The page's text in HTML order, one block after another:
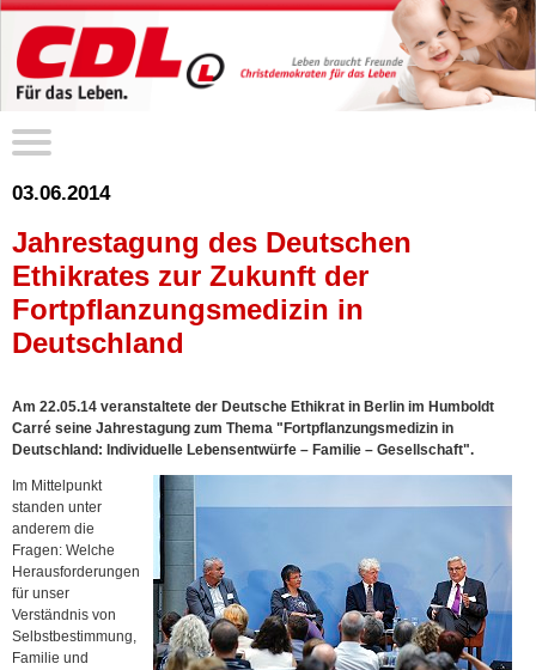
03.06.2014
Jahrestagung des Deutschen
Ethikrates zur Zukunft der
Fortpflanzungsmedizin in
Deutschland
Am 22.05.14 veranstaltete der Deutsche Ethikrat in Berlin im Humboldt
Carré seine Jahrestagung zum Thema "Fortpflanzungsmedizin in
Deutschland: Individuelle Lebensentwürfe – Familie – Gesellschaft".
Im Mittelpunkt
standen unter
anderem die
Fragen: Welche
Herausforderungen
für unser
Verständnis von
Selbstbestimmung,
Familie und